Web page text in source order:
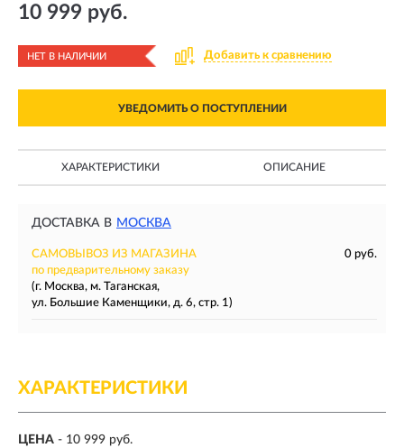
10 999 руб.
НЕТ В НАЛИЧИИ Добавить к сравнению
УВЕДОМИТЬ О ПОСТУПЛЕНИИ
ХАРАКТЕРИСТИКИ ОПИСАНИЕ
ДОСТАВКА В МОСКВА
САМОВЫВОЗ ИЗ МАГАЗИНА
0 руб.
по предварительному заказу
(г. Москва, м. Таганская,
ул. Большие Каменщики, д. 6, стр. 1)
ХАРАКТЕРИСТИКИ
ЦЕНА - 10 999 руб.